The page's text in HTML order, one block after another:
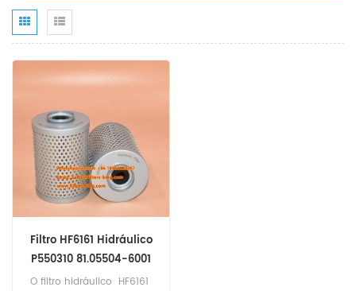
Filtro HF6161 Hidráulico
P550310 81.05504-6001
323139 P919/7
O filtro hidráulico HF6161